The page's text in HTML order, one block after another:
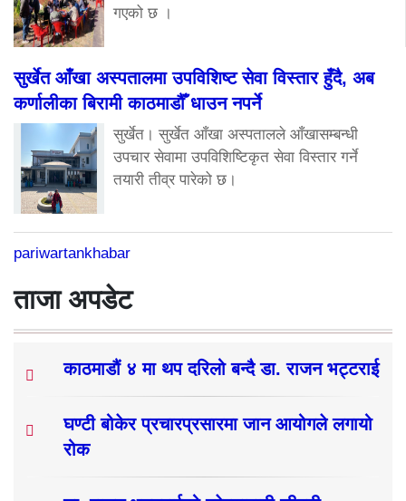
गएको छ ।
सुर्खेत आँखा अस्पतालमा उपविशिष्ट सेवा विस्तार हुँदै, अब
कर्णालीका बिरामी काठमाडौँ धाउन नपर्ने
सुर्खेत। सुर्खेत आँखा अस्पतालले आँखासम्बन्धी
उपचार सेवामा उपविशिष्टिकृत सेवा विस्तार गर्ने
तयारी तीव्र पारेको छ।
pariwartankhabar
ताजा अपडेट
काठमाडौं ४ मा थप दरिलो बन्दै डा. राजन भट्टराई
घण्टी बोकेर प्रचारप्रसारमा जान आयोगले लगायो
रोक